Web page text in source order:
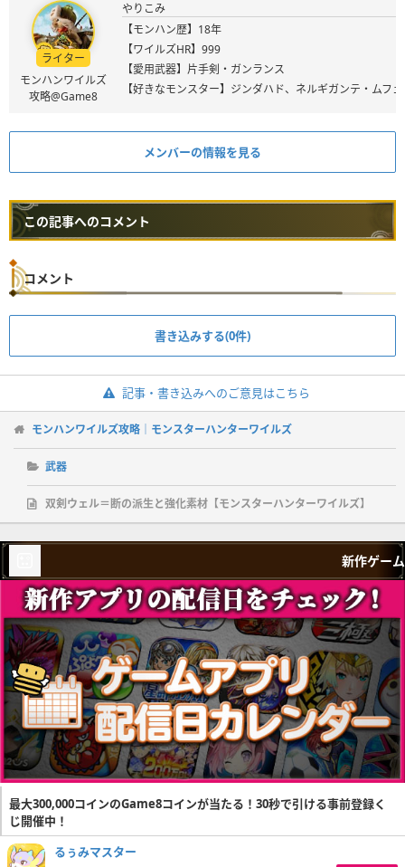
ライター
モンハンワイルズ
攻略@Game8
やりこみ
【モンハン歴】18年
【ワイルズHR】999
【愛用武器】片手剣・ガンランス
【好きなモンスター】ジンダハド、ネルギガンテ・ムフ
メンバーの情報を見る
この記事へのコメント
コメント
書き込みする(0件)
記事・書き込みへのご意見はこちら
モンハンワイルズ攻略｜モンスターハンターワイルズ
武器
双剣ウェル＝断の派生と強化素材【モンスターハンターワイルズ】
新作ゲーム
最大300,000コインのGame8コインが当たる！30秒で引ける事前登録く
じ開催中！
るぅみマスター